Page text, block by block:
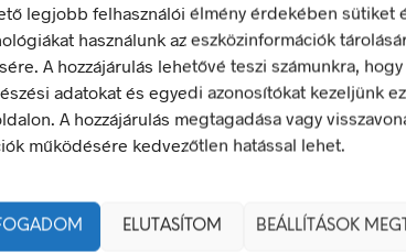
legjobb felhasználói élmény érdekében sütiket
használunk az eszközinformációk
A hozzájárulás lehetővé teszi számunkra,
adatokat és egyedi azonosítókat kezeljünk
A hozzájárulás megtagadása vagy
működésére kedvezőtlen hatással lehet.
ELUTASÍTOM BEÁLLÍTÁSOK
Nélkülözhetetlenek A Munkahelyen?
Ki, És Hogyan Teheted Egyedivé?
Megtestesítői